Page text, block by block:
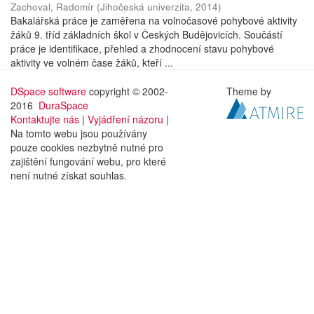
Zachoval, Radomír (Jihočeská univerzita, 2014)
Bakalářská práce je zaměřena na volnočasové pohybové aktivity
žáků 9. tříd základních škol v Českých Budějovicích. Součástí
práce je identifikace, přehled a zhodnocení stavu pohybové
aktivity ve volném čase žáků, kteří ...
DSpace software copyright © 2002-
2016 DuraSpace
Kontaktujte nás | Vyjádření názoru |
Na tomto webu jsou používány
pouze cookies nezbytně nutné pro
zajištění fungování webu, pro které
není nutné získat souhlas.
Theme by